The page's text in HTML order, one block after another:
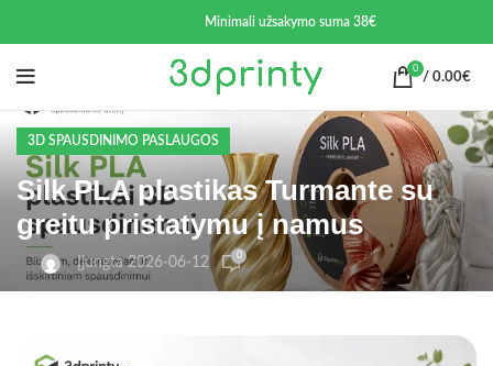
Minimali užsakymo suma 38€
0
/ 0.00€
3D SPAUSDINIMO PASLAUGOS
Silk PLA plastikas Turmante su
greitu pristatymu į namus
Įjungta 2026-06-12 0